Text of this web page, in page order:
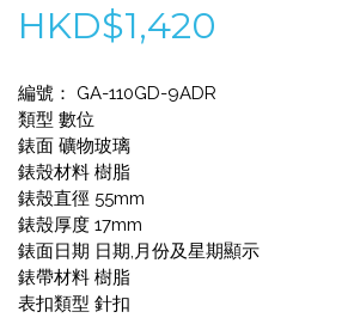
HKD$1,420
編號： GA-110GD-9ADR
類型 數位
錶面 礦物玻璃
錶殼材料 樹脂
錶殼直徑 55mm
錶殼厚度 17mm
錶面日期 日期,月份及星期顯示
錶帶材料 樹脂
表扣類型 針扣